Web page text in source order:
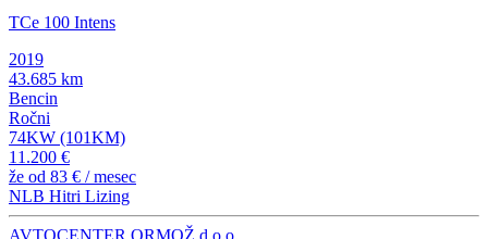
TCe 100 Intens
2019
43.685 km
Bencin
Ročni
74KW (101KM)
11.200 €
že od 83 € / mesec
NLB Hitri Lizing